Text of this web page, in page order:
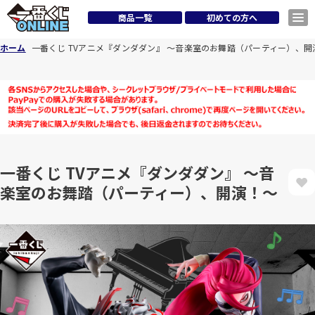
商品一覧 初めての方へ
ホーム 一番くじ TVアニメ『ダンダダン』 ～音楽室のお舞踏（パーティー）、開
一番くじ TVアニメ『ダンダダン』 ～音
楽室のお舞踏（パーティー）、開演！～